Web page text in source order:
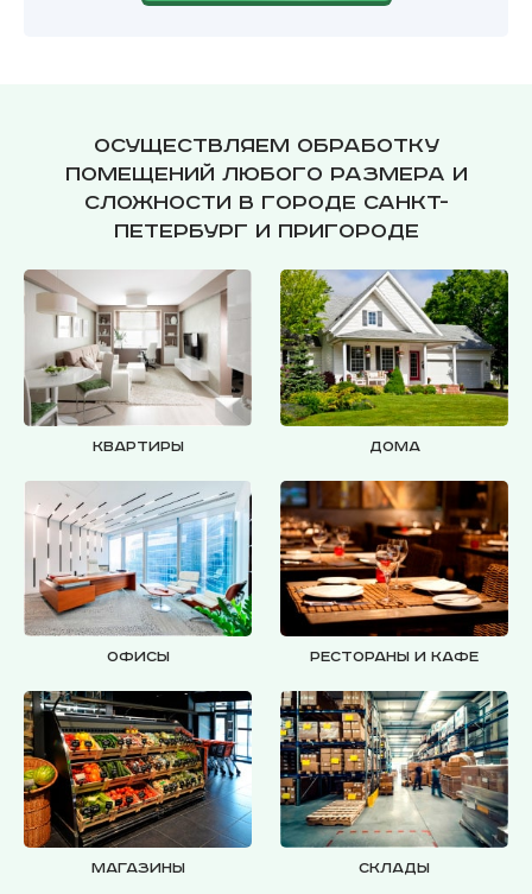
Осуществляем обработку
помещений любого размера и
сложности в городе Санкт-
Петербург и пригороде
Квартиры Дома
Офисы Рестораны и кафе
Магазины Склады